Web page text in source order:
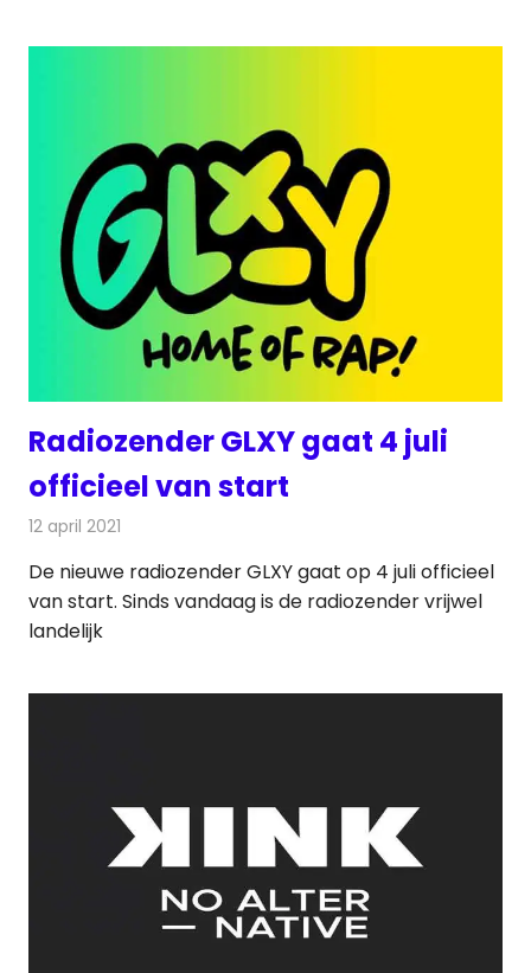
Radiozender GLXY gaat 4 juli
officieel van start
12 april 2021
De nieuwe radiozender GLXY gaat op 4 juli officieel
van start. Sinds vandaag is de radiozender vrijwel
landelijk